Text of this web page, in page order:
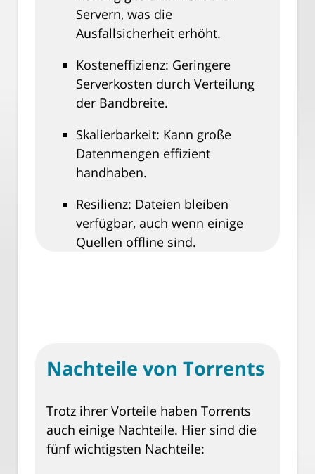
Servern, was die
Ausfallsicherheit erhöht.
Kosteneffizienz: Geringere
Serverkosten durch Verteilung
der Bandbreite.
Skalierbarkeit: Kann große
Datenmengen effizient
handhaben.
Resilienz: Dateien bleiben
verfügbar, auch wenn einige
Quellen offline sind.
Nachteile von Torrents
Trotz ihrer Vorteile haben Torrents
auch einige Nachteile. Hier sind die
fünf wichtigsten Nachteile: